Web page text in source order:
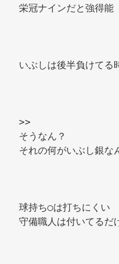
栄冠ナインだと強得能
いぶしは後半負けてる
>>
そうなん？
それの何がいぶし銀な
球持ち○は打ちにくい